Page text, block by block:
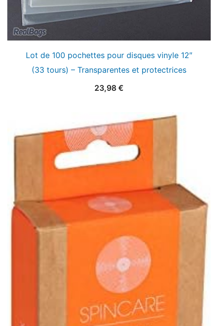
Lot de 100 pochettes pour disques vinyle 12″
(33 tours) – Transparentes et protectrices
23,98 €